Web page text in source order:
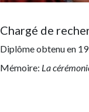
Chargé de
Diplôme obtenu en
Mémoire: La